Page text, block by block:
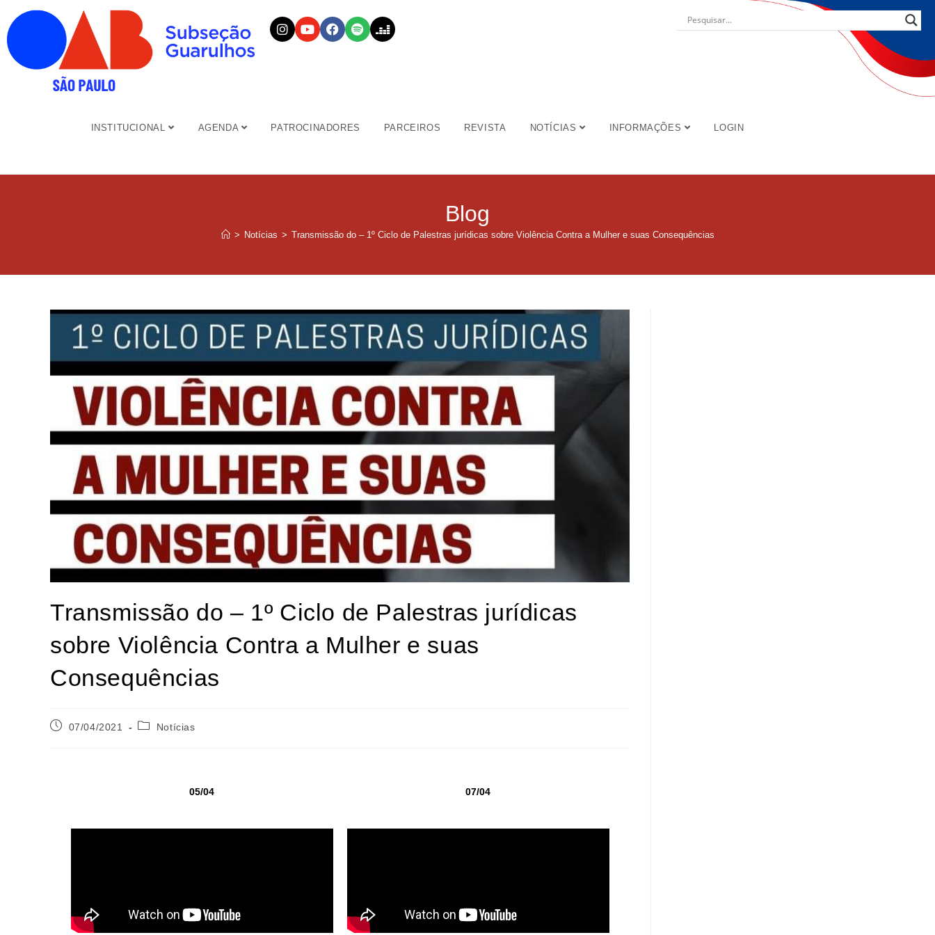
INSTITUCIONAL AGENDA PATROCINADORES PARCEIROS REVISTA NOTÍCIAS INFORMAÇÕES LOGIN
Blog
> Notícias > Transmissão do – 1º Ciclo de Palestras jurídicas sobre Violência Contra a Mulher e suas Consequências
Transmissão do – 1º Ciclo de Palestras jurídicas
sobre Violência Contra a Mulher e suas
Consequências
07/04/2021 Notícias
05/04 07/04